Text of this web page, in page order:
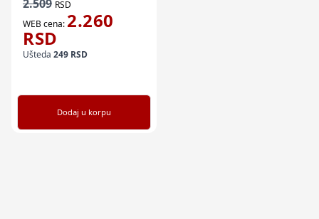
2.509 RSD
WEB cena: 2.260
RSD
Ušteda 249 RSD
Dodaj u korpu